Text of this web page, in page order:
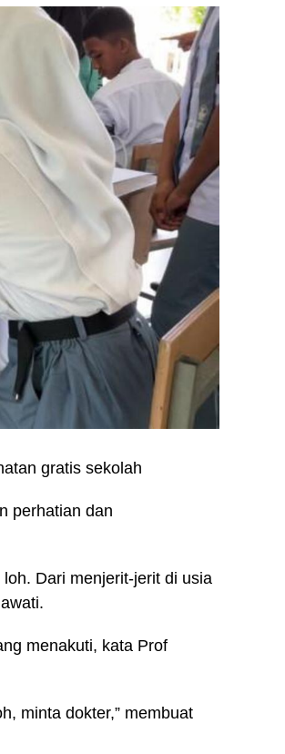
gratis sekolah
perhatian dan
Dari menjerit-jerit di usia
menakuti, kata Prof
minta dokter,” membuat